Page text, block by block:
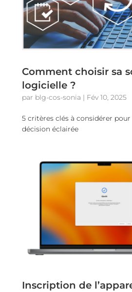
Comment choisir sa
logicielle ?
par blg-cos-sonia | Fév 10, 2025
5 critères clés à considérer
décision éclairée
Inscription de